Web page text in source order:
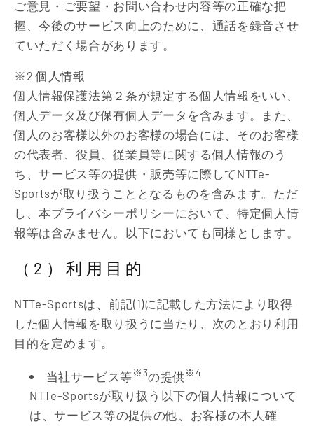
ご意見・ご要望・お問い合わせ内容等の正確な把
握、今後のサービス向上のために、通話を録音させ
ていただく場合があります。
※2 個人情報
個人情報保護法第２条が規定する個人情報をいい、
個人データ及び保有個人データを含みます。また、
個人のお客様以外のお客様の場合には、そのお客様
の代表者、役員、従業員等に関する個人情報のう
ち、サービス等の提供・販売等に際してNTTe-
Sportsが取り扱うこととなるものを含みます。ただ
し、本プライバシーポリシーにおいて、特定個人情
報等は含みません。以下においても同様とします。
（2）利用目的
NTTe-Sportsは、前記(1)に記載した方法により取得
した個人情報を取り扱うに当たり、次のとおり利用
目的を定めます。
当社サービス等※3の提供※4
NTTe-Sportsが取り扱う以下の個人情報について
は、サービス等の提供の他、お客様の本人確